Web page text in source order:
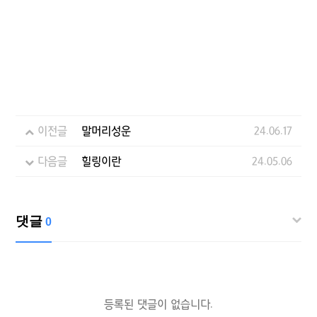
이전글 말머리성운 24.06.17
다음글 힐링이란 24.05.06
댓글 0
등록된 댓글이 없습니다.